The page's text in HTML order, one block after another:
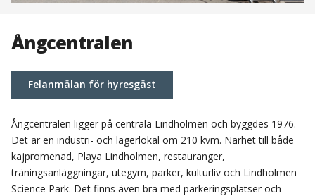
Ångcentralen
Felanmälan för hyresgäst
Ångcentralen ligger på centrala Lindholmen och byggdes 1976.
Det är en industri- och lagerlokal om 210 kvm. Närhet till både
kajpromenad, Playa Lindholmen, restauranger,
träningsanläggningar, utegym, parker, kulturliv och Lindholmen
Science Park. Det finns även bra med parkeringsplatser och